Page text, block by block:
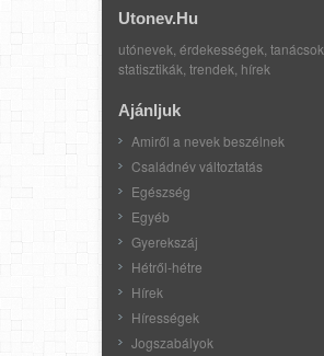
Utonev.hu
utónevek, érdekességek, tanácsok,
statisztikák, trendek, hírek
Ajánljuk
Amiről a nevek beszélnek
Családnév változtatás
Egészség
Egyéb
Gyerekszáj
Hétről-hétre
Hírek
Hírességek
Jogszabályok